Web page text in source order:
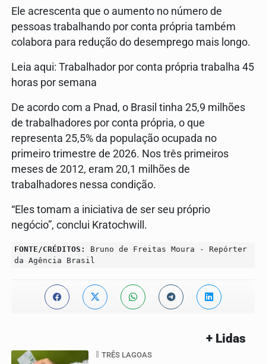
Ele acrescenta que o aumento no número de
pessoas trabalhando por conta própria também
colabora para redução do desemprego mais longo.
Leia aqui: Trabalhador por conta própria trabalha 45
horas por semana
De acordo com a Pnad, o Brasil tinha 25,9 milhões
de trabalhadores por conta própria, o que
representa 25,5% da população ocupada no
primeiro trimestre de 2026. Nos três primeiros
meses de 2012, eram 20,1 milhões de
trabalhadores nessa condição.
“Eles tomam a iniciativa de ser seu próprio
negócio”, conclui Kratochwill.
FONTE/CRÉDITOS:
Bruno de Freitas Moura - Repórter
da Agência Brasil
+ Lidas
TRÊS LAGOAS